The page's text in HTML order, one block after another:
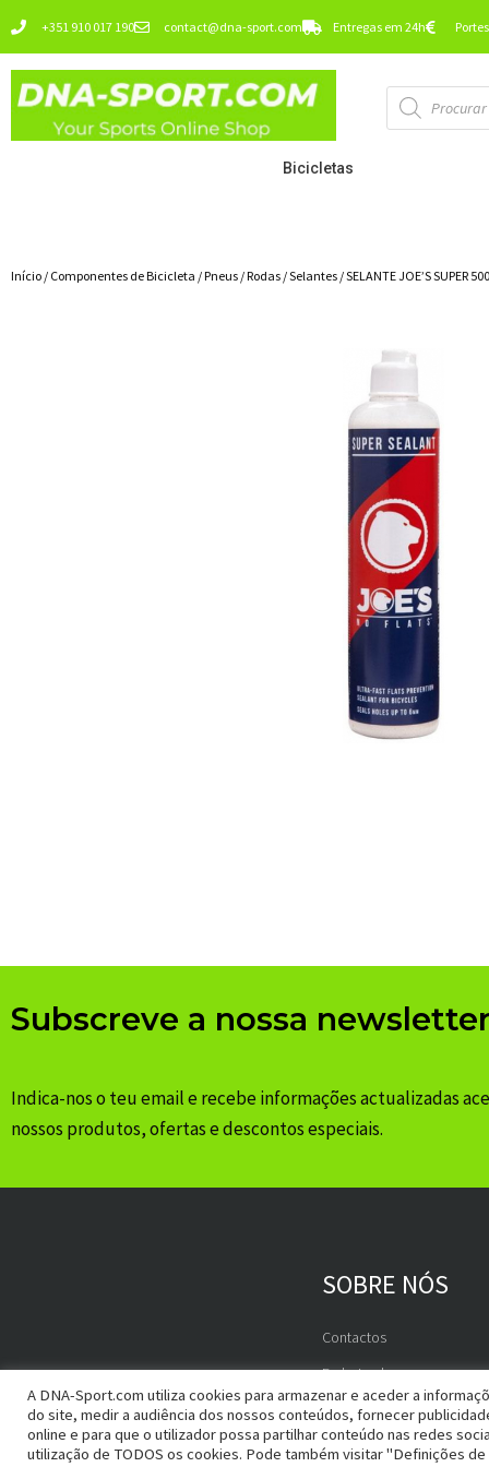
conteúdo
+351 910 017 190 contact@dna-sport.com Entregas em 24h
Pesquisa
de
produtos
Bicicletas
Início / Componentes de Bicicleta / Pneus / Rodas /Selantes / SELANTE JOE’S SUPER
Subscreve a nossa newsletter
Indica-nos o teu email e recebe informações actualizadas
nossos produtos, ofertas e descontos especiais.
SOBRE NÓS
Contactos
Embaixadores
A DNA-Sport.com utiliza cookies para armazenar e aceder a
do site, medir a audiência dos nossos conteúdos, fornecer
online e para que o utilizador possa partilhar conteúdo nas redes
utilização de TODOS os cookies. Pode também visitar "Definições